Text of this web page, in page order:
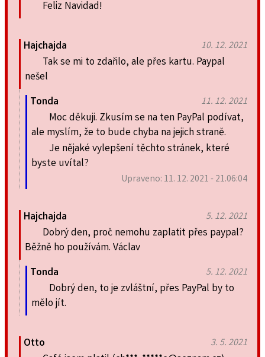
Feliz Navidad!
Hajchajda 10. 12. 2021
Tak se mi to zdařilo, ale přes kartu. Paypal
nešel
Tonda
11. 12. 2021
Moc děkuji. Zkusím se na ten PayPal podívat,
ale myslím, že to bude chyba na jejich straně.
Je nějaké vylepšení těchto stránek, které
byste uvítal?
Upraveno: 11. 12. 2021 - 21.06:04
Hajchajda 5. 12. 2021
Dobrý den, proč nemohu zaplatit přes paypal?
Běžně ho používám. Václav
Tonda
5. 12. 2021
Dobrý den, to je zvláštní, přes PayPal by to
mělo jít.
Otto 3. 5. 2021